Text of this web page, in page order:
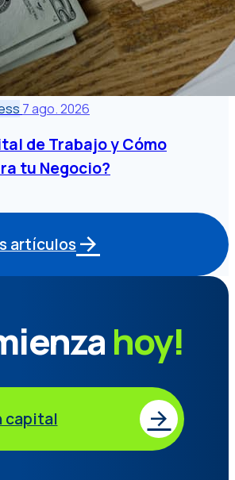
7 ago. 2026
de Trabajo y Cómo
tu Negocio?
artículos
hoy!
capital